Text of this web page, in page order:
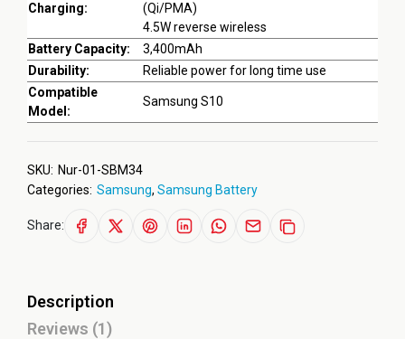
Charging:
(Qi/PMA)
4.5W reverse wireless
Battery Capacity:
3,400mAh
Durability:
Reliable power for long time use
Compatible
Model:
Samsung S10
SKU: Nur-01-SBM34
Categories: Samsung, Samsung Battery
Share:
Description
Reviews (1)